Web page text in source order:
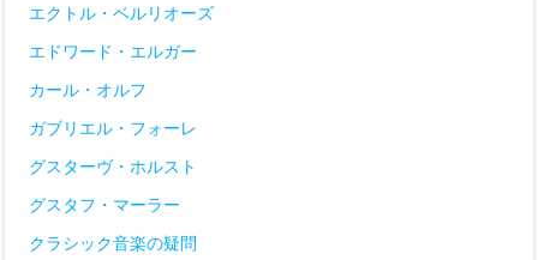
エクトル・ベルリオーズ
エドワード・エルガー
カール・オルフ
ガブリエル・フォーレ
グスターヴ・ホルスト
グスタフ・マーラー
クラシック音楽の疑問